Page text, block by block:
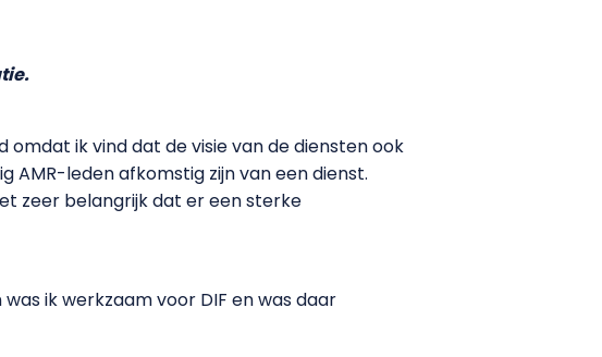
omdat ik vind dat de visie van de diensten ook
leden afkomstig zijn van een dienst.
zeer belangrijk dat er een sterke
ik werkzaam voor DIF en was daar